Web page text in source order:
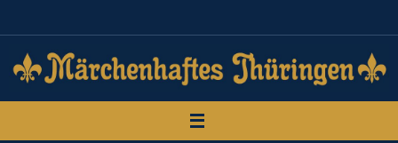
Inhalt
springen